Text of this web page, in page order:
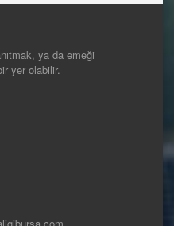
ya da emeği
yer olabilir.